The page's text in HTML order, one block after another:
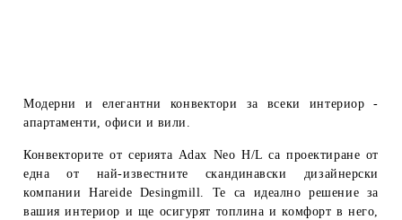
Модерни и елегантни конвектори за всеки интериор -
апартаменти, офиси и вили.
Конвекторите от серията Adax Neo H/L са проектиране от
една от най-известните скандинавски дизайнерски
компании Hareide Desingmill. Те са идеално решение за
вашия интериор и ще осигурят топлина и комфорт в него,